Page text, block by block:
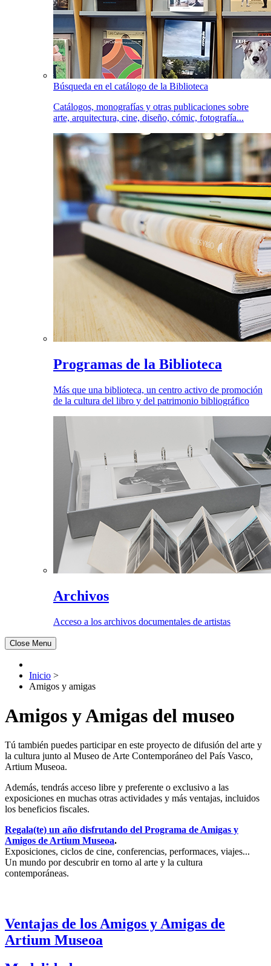
Búsqueda en el catálogo de la Biblioteca
Catálogos, monografías y otras publicaciones sobre
arte, arquitectura, cine, diseño, cómic, fotografía...
Programas de la Biblioteca
Más que una biblioteca, un centro activo de promoción
de la cultura del libro y del patrimonio bibliográfico
Archivos
Acceso a los archivos documentales de artistas
Close Menu
Inicio >
Amigos y amigas
Amigos y Amigas del museo
Tú también puedes participar en este proyecto de difusión del arte y
la cultura junto al Museo de Arte Contemporáneo del País Vasco,
Artium Museoa.
Además, tendrás acceso libre y preferente o exclusivo a las
exposiciones en muchas otras actividades y más ventajas, incluidos
los beneficios fiscales.
Regala(te) un año disfrutando del Programa de Amigas y
Amigos de Artium Museoa.
Exposiciones, ciclos de cine, conferencias, performaces, viajes...
Un mundo por descubrir en torno al arte y la cultura
contemporáneas.
Ventajas de los Amigos y Amigas de
Artium Museoa